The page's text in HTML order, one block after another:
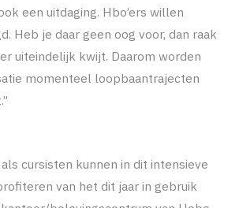
een uitdaging. Hbo’ers willen
Heb je daar geen oog voor, dan raak
uiteindelijk kwijt. Daarom worden
momenteel loopbaantrajecten
cursisten kunnen in dit intensieve
van het dit jaar in gebruik